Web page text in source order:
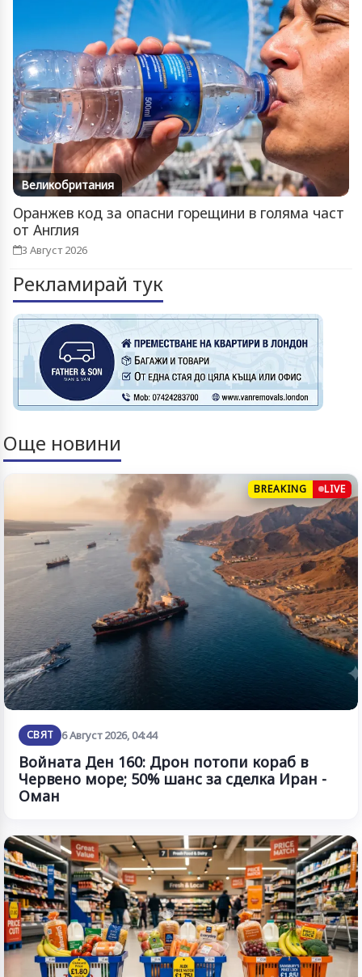
Великобритания
Оранжев код за опасни горещини в голяма част
от Англия
3 Август 2026
Рекламирай тук
Още новини
BREAKING LIVE
СВЯТ 6 Август 2026, 04:44
Войната Ден 160: Дрон потопи кораб в
Червено море; 50% шанс за сделка Иран -
Оман